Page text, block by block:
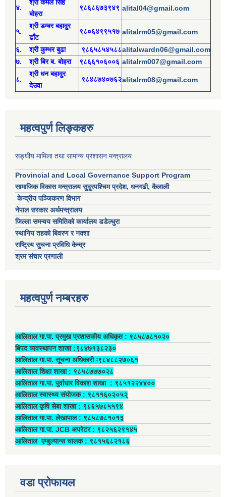
४.
श्री कमल सिंह
बोहरा
९८६८६७३९४९ alital04@gmail.com
५.
श्री डम्बर बहादुर
ढाँट
९८०६४९९५१७ alitalrm05@gmail.com
६. श्री कुम्भर बुढा ९८६५८५४५८८alitalwardn06@gmail.com
७. श्री बिर ब. बोहरा ९८६६१०६००६ alitalrm007@gmail.com
८.
श्री धन बहादुर
देउवा
९८४८७४०७६२alitalrm08@gmail.com
महत्वपुर्ण लिङ्कहरु
सङ्घीय मामिला तथा सामान्य प्रशासन मन्त्रालय
Provincial and Local Governance Support Program
सामाजिक विकास मन्त्रालय सुदूरपश्चिम प्रदेश, धनगढी, कैलाली
केन्द्रीय पञ्जिकरण विभाग
नेपाल सरकार अर्थमन्त्रालय
जिल्ला समन्वय समितिको कार्यालय डडेल्धुरा
स्थानिय तहको बिवरण र नक्शा
राष्ट्रिय सुचना प्रविधि केन्द्र
श्रम संचार प्रणाली
महत्वपुर्ण नम्बरहरु
आलिताल गा.पा. प्रमुख प्रशासकीय अधिकृत ‍: ९८५८७८१०२०
बिपद व्यवस्थापन शाखा :९८४७१३८२३०
आलिताल गा.पा. सूचना अधिकारी ः९८४८८२७०६१
आलिताल शिक्षा शाखा : ९८५८७७७०२८
आलिताल गा.पा. पुर्वाधार विकाश शाखा ‍: ९८५१२२४४००
आलिताल स्वास्थ्य संयोजक ‍: ९८११६०२०५२्
आलिताल कृषि सेबा शाखा : ९८६५७८५५९४
आलिताल गा.पा. लेखापाल ‍: ९८५८७८१०१३
आलिताल गा.पा. JCB अपरेटर ‍: ९८२५६२९१४५
आलिताल एम्बुल्यान्स चालक ‍: ९८१५६८२१८६
वडा प्रोफायल